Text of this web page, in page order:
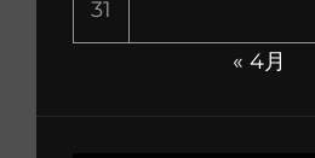
31
« 4月